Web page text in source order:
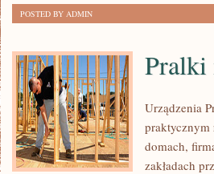
POSTED BY ADMIN
Pralki
Urządzenia
domach,
zakładach